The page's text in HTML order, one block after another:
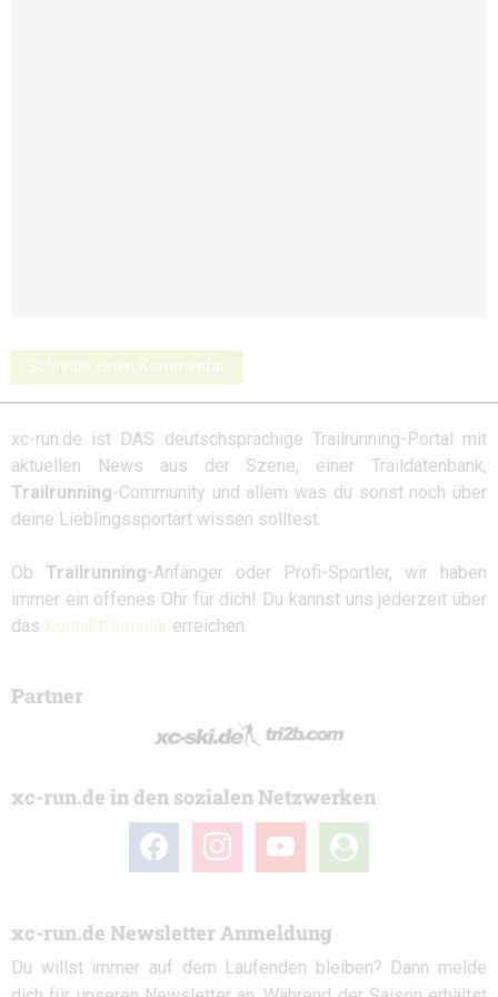
Schreibe einen Kommentar
xc-run.de ist DAS deutschsprachige Trailrunning-Portal mit
aktuellen News aus der Szene, einer Traildatenbank,
Trailrunning-Community und allem was du sonst noch über
deine Lieblingssportart wissen solltest.
Ob Trailrunning-Anfänger oder Profi-Sportler, wir haben
immer ein offenes Ohr für dich! Du kannst uns jederzeit über
das Kontaktformular erreichen.
Partner
xc-run.de in den sozialen Netzwerken
facebook instagramyoutube
user-
circle
xc-run.de Newsletter Anmeldung
Du willst immer auf dem Laufenden bleiben? Dann melde